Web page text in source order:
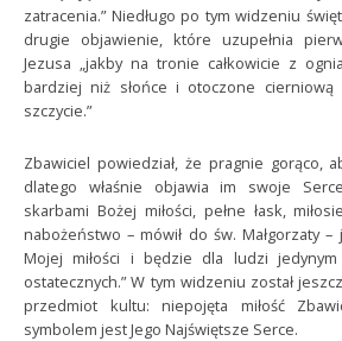
zatracenia.” Niedługo po tym widzeniu
drugie objawienie, które uzupełnia
Jezusa „jakby na tronie całkowicie z
bardziej niż słońce i otoczone
szczycie.”
Zbawiciel powiedział, że pragnie gorąco,
dlatego właśnie objawia im swoje
skarbami Bożej miłości, pełne łask,
nabożeństwo – mówił do św. Małgorzaty –
Mojej miłości i będzie dla ludzi
ostatecznych.” W tym widzeniu został
przedmiot kultu: niepojęta miłość
symbolem jest Jego Najświętsze Serce.